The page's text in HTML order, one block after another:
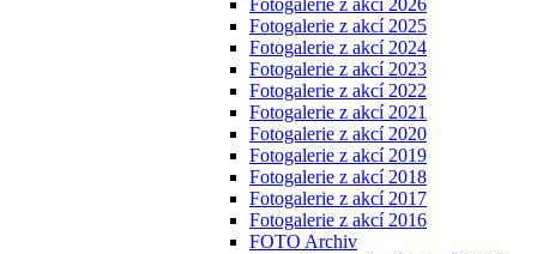
Fotogalerie z akcí 2026
Fotogalerie z akcí 2025
Fotogalerie z akcí 2024
Fotogalerie z akcí 2023
Fotogalerie z akcí 2022
Fotogalerie z akcí 2021
Fotogalerie z akcí 2020
Fotogalerie z akcí 2019
Fotogalerie z akcí 2018
Fotogalerie z akcí 2017
Fotogalerie z akcí 2016
FOTO Archiv